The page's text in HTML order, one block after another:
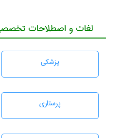
لغات و اصطلاحات
پزشكی
پرستاری